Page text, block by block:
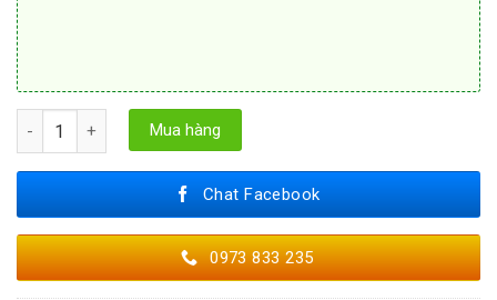
Máy lọc không khí tạo ẩm Sharp KC-F30EV-W (21m2) số lượng
Mua hàng
Chat Facebook
0973 833 235